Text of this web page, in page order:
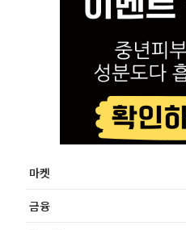
마켓
금융